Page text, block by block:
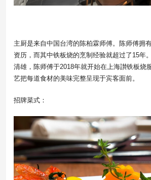
主厨是来自中国台湾的陈柏霖师傅。陈师傅拥
资历，而其中铁板烧的烹制经验就超过了15年
清雄，陈师傅于2018年就开始在上海讃铁板烧
艺把每道食材的美味完整呈现于宾客面前。
招牌菜式：